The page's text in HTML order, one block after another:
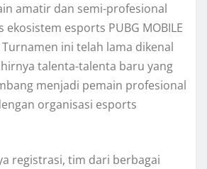
amatir dan semi-profesional
esports PUBG MOBILE
ini telah lama dikenal
talenta-talenta baru yang
menjadi pemain profesional
organisasi esports
registrasi, tim dari berbagai